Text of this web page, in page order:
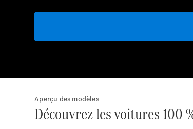
Aperçu des modèles
Découvrez les voitures 100